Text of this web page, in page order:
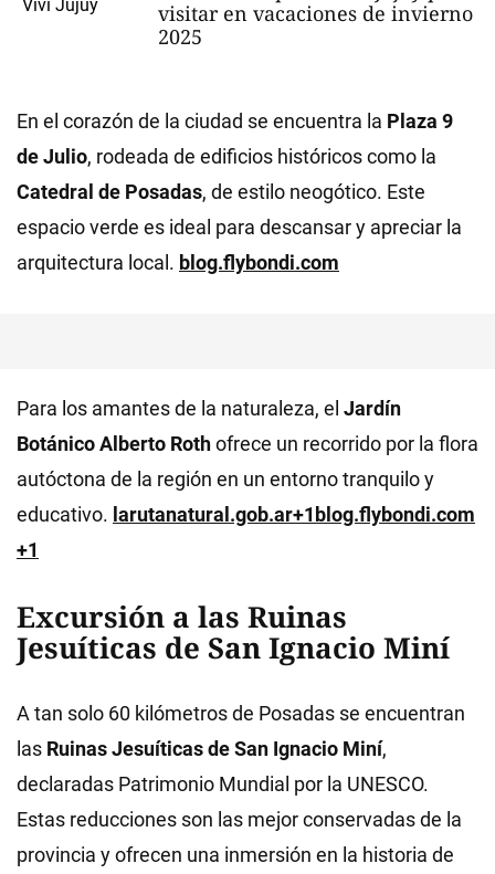
visitar en vacaciones de invierno
2025
En el corazón de la ciudad se encuentra la Plaza 9
de Julio, rodeada de edificios históricos como la
Catedral de Posadas, de estilo neogótico. Este
espacio verde es ideal para descansar y apreciar la
arquitectura local. blog.flybondi.com
Para los amantes de la naturaleza, el Jardín
Botánico Alberto Rothofrece un recorrido por la flora
autóctona de la región en un entorno tranquilo y
educativo. larutanatural.gob.ar+1blog.flybondi.com
+1
Excursión a las Ruinas
Jesuíticas de San Ignacio Miní
A tan solo 60 kilómetros de Posadas se encuentran
las Ruinas Jesuíticas de San Ignacio Miní,
declaradas Patrimonio Mundial por la UNESCO.
Estas reducciones son las mejor conservadas de la
provincia y ofrecen una inmersión en la historia de